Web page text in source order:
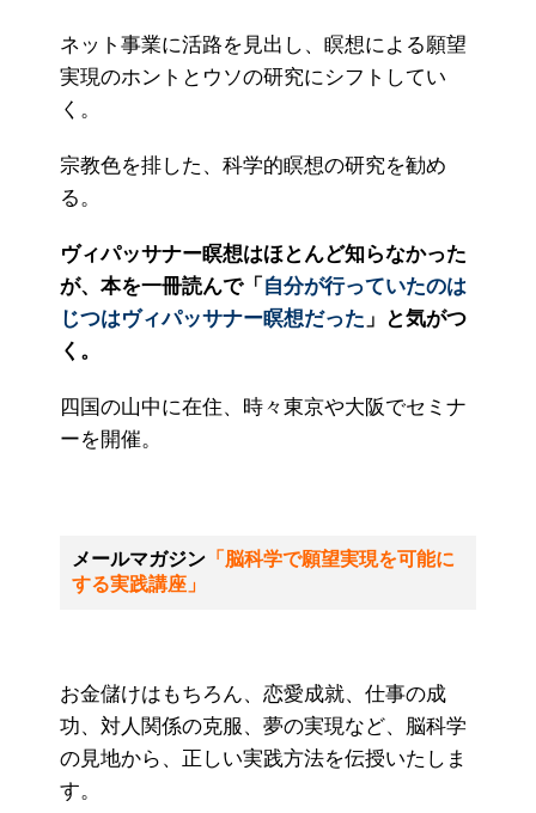
ネット事業に活路を見出し、瞑想による願望
実現のホントとウソの研究にシフトしてい
く。
宗教色を排した、科学的瞑想の研究を勧め
る。
ヴィパッサナー瞑想はほとんど知らなかった
が、本を一冊読んで「 自分が行っていたのは
じつはヴィパッサナー瞑想だった 」と気がつ
く。
四国の山中に在住、時々東京や大阪でセミナ
ーを開催。
メールマガジン 「脳科学で願望実現を可能に
する実践講座」
お金儲けはもちろん、恋愛成就、仕事の成
功、対人関係の克服、夢の実現など、脳科学
の見地から、正しい実践方法を伝授いたしま
す。